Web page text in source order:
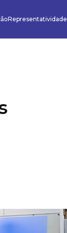
Representatividade